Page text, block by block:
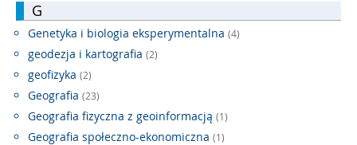
G
Genetyka i biologia eksperymentalna (4)
geodezja i kartografia (2)
geofizyka (2)
Geografia (23)
Geografia fizyczna z geoinformacją (1)
Geografia społeczno-ekonomiczna (1)